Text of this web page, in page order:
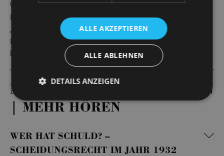
Weimarer Republik sich und sein Lebensgefühl ein letztes
Mal zu Modetänzen wie dem bejubelt besungenen
„Känguru“, um nur einen Monat später durch die
Ernennung Adolf Hitlers zum Reichskanzler seinem
brutalen Ende entgegen zu taumeln.
MEHR LESEN | MEHR SEHEN
| MEHR HÖREN
WER HAT SCHULD? –
SCHEIDUNGSRECHT IM JAHR 1932
ALLE AKZEPTIEREN
ALLE ABLEHNEN
DETAILS ANZEIGEN